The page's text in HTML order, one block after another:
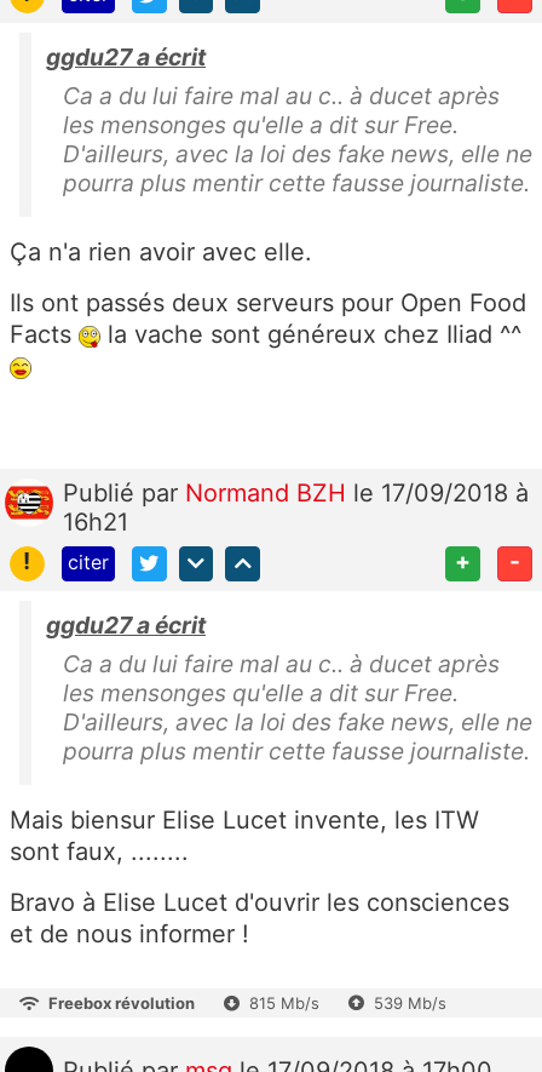
ggdu27 a écrit
Ca a du lui faire mal au c.. à ducet après
les mensonges qu'elle a dit sur Free.
D'ailleurs, avec la loi des fake news, elle ne
pourra plus mentir cette fausse journaliste.
Ça n'a rien avoir avec elle.
Ils ont passés deux serveurs pour Open Food
Facts
la vache sont généreux chez Iliad ^^
Publié par Normand BZH le 17/09/2018 à
16h21
!
citer + -
ggdu27 a écrit
Ca a du lui faire mal au c.. à ducet après
les mensonges qu'elle a dit sur Free.
D'ailleurs, avec la loi des fake news, elle ne
pourra plus mentir cette fausse journaliste.
Mais biensur Elise Lucet invente, les ITW
sont faux, ........
Bravo à Elise Lucet d'ouvrir les consciences
et de nous informer !
Freebox révolution 815 Mb/s 539 Mb/s